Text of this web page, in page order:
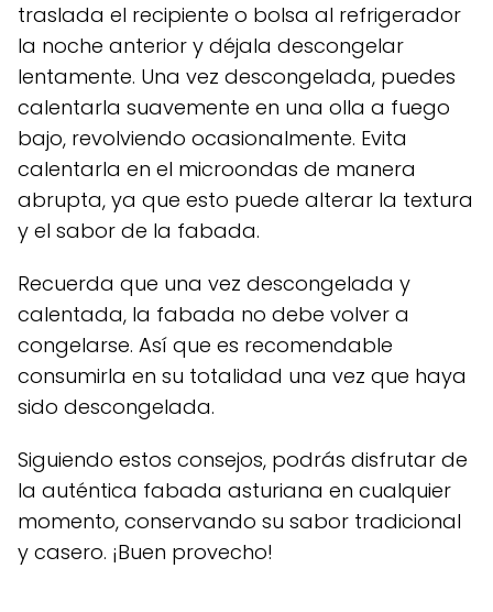
traslada el recipiente o bolsa al refrigerador
la noche anterior y déjala descongelar
lentamente. Una vez descongelada, puedes
calentarla suavemente en una olla a fuego
bajo, revolviendo ocasionalmente. Evita
calentarla en el microondas de manera
abrupta, ya que esto puede alterar la textura
y el sabor de la fabada.
Recuerda que una vez descongelada y
calentada, la fabada no debe volver a
congelarse. Así que es recomendable
consumirla en su totalidad una vez que haya
sido descongelada.
Siguiendo estos consejos, podrás disfrutar de
la auténtica fabada asturiana en cualquier
momento, conservando su sabor tradicional
y casero. ¡Buen provecho!